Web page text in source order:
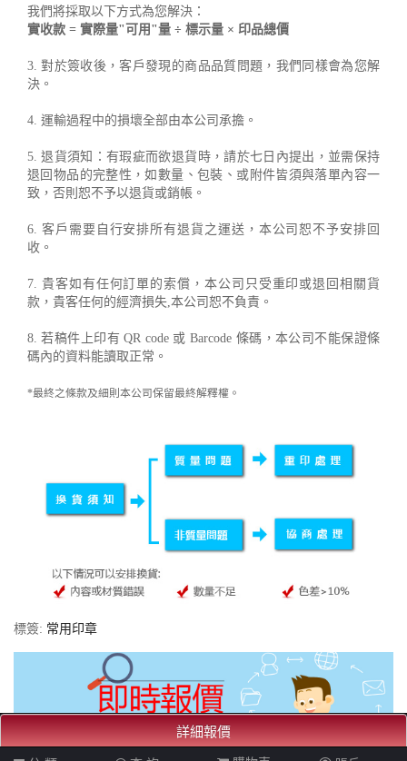
我們將採取以下方式為您解決：
實收款 = 實際量"可用"量 ÷ 標示量 × 印品總價
3. 對於簽收後，客戶發現的商品品質問題，我們同樣會為您解
決。
4. 運輸過程中的損壞全部由本公司承擔。
5. 退貨須知：有瑕疵而欲退貨時，請於七日內提出，並需保持
退回物品的完整性，如數量、包裝、或附件皆須與落單內容一
致，否則恕不予以退貨或銷帳。
6. 客戶需要自行安排所有退貨之運送，本公司恕不予安排回
收。
7. 貴客如有任何訂單的索償，本公司只受重印或退回相關貨
款，貴客任何的經濟損失,本公司恕不負責。
8. 若稿件上印有 QR code 或 Barcode 條碼，本公司不能保證條
碼內的資料能讀取正常。
*最終之條款及細則本公司保留最終解釋權。
標簽: 常用印章
詳細報價